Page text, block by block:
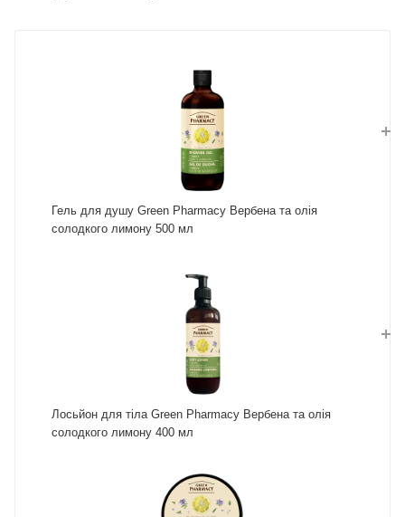
Гель для душу Green Pharmacy Вербена та олія
солодкого лимону 500 мл
Лосьйон для тіла Green Pharmacy Вербена та олія
солодкого лимону 400 мл